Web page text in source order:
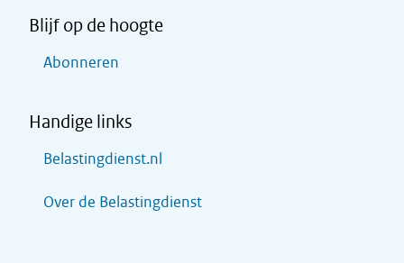
Blijf op de hoogte
Abonneren
Handige links
Belastingdienst.nl
Over de Belastingdienst